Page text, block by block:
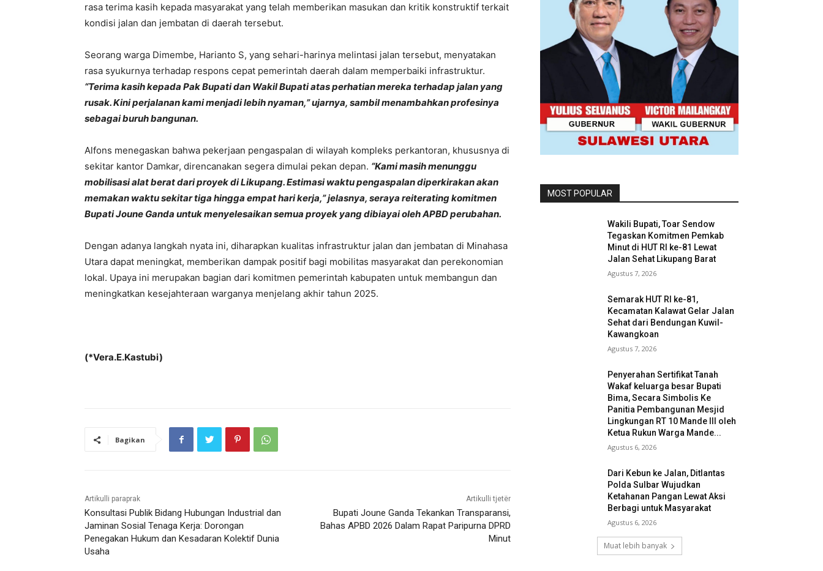
rasa terima kasih kepada masyarakat yang telah memberikan masukan dan kritik konstruktif terkait
kondisi jalan dan jembatan di daerah tersebut.
Seorang warga Dimembe, Harianto S, yang sehari-harinya melintasi jalan tersebut, menyatakan
rasa syukurnya terhadap respons cepat pemerintah daerah dalam memperbaiki infrastruktur.
“Terima kasih kepada Pak Bupati dan Wakil Bupati atas perhatian mereka terhadap jalan yang
rusak. Kini perjalanan kami menjadi lebih nyaman,” ujarnya, sambil menambahkan profesinya
sebagai buruh bangunan.
Alfons menegaskan bahwa pekerjaan pengaspalan di wilayah kompleks perkantoran, khususnya di
sekitar kantor Damkar, direncanakan segera dimulai pekan depan. “Kami masih menunggu
mobilisasi alat berat dari proyek di Likupang. Estimasi waktu pengaspalan diperkirakan akan
memakan waktu sekitar tiga hingga empat hari kerja,” jelasnya, seraya reiterating komitmen
Bupati Joune Ganda untuk menyelesaikan semua proyek yang dibiayai oleh APBD perubahan.
Dengan adanya langkah nyata ini, diharapkan kualitas infrastruktur jalan dan jembatan di Minahasa
Utara dapat meningkat, memberikan dampak positif bagi mobilitas masyarakat dan perekonomian
lokal. Upaya ini merupakan bagian dari komitmen pemerintah kabupaten untuk membangun dan
meningkatkan kesejahteraan warganya menjelang akhir tahun 2025.
(*Vera.E.Kastubi)
Bagikan
Artikulli paraprak
Konsultasi Publik Bidang Hubungan Industrial dan
Jaminan Sosial Tenaga Kerja: Dorongan
Penegakan Hukum dan Kesadaran Kolektif Dunia
Usaha
Artikulli tjetër
Bupati Joune Ganda Tekankan Transparansi,
Bahas APBD 2026 Dalam Rapat Paripurna DPRD
Minut
MOST POPULAR
Wakili Bupati, Toar Sendow
Tegaskan Komitmen Pemkab
Minut di HUT RI ke-81 Lewat
Jalan Sehat Likupang Barat
Agustus 7, 2026
Semarak HUT RI ke-81,
Kecamatan Kalawat Gelar Jalan
Sehat dari Bendungan Kuwil-
Kawangkoan
Agustus 7, 2026
Penyerahan Sertifikat Tanah
Wakaf keluarga besar Bupati
Bima, Secara Simbolis Ke
Panitia Pembangunan Mesjid
Lingkungan RT 10 Mande III oleh
Ketua Rukun Warga Mande...
Agustus 6, 2026
Dari Kebun ke Jalan, Ditlantas
Polda Sulbar Wujudkan
Ketahanan Pangan Lewat Aksi
Berbagi untuk Masyarakat
Agustus 6, 2026
Muat lebih banyak